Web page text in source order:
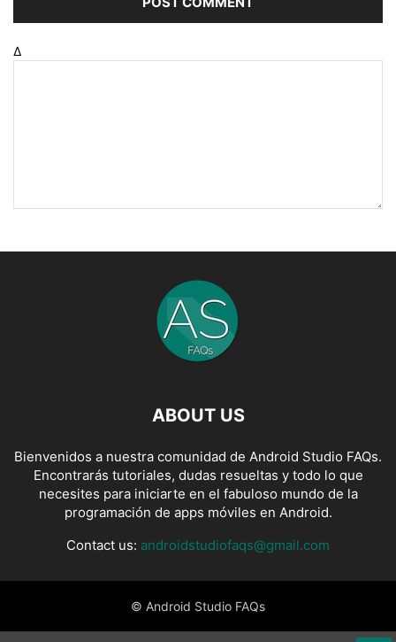
Δ
ABOUT US
Bienvenidos a nuestra comunidad de Android Studio FAQs.
Encontrarás tutoriales, dudas resueltas y todo lo que
necesites para iniciarte en el fabuloso mundo de la
programación de apps móviles en Android.
Contact us: androidstudiofaqs@gmail.com
© Android Studio FAQs